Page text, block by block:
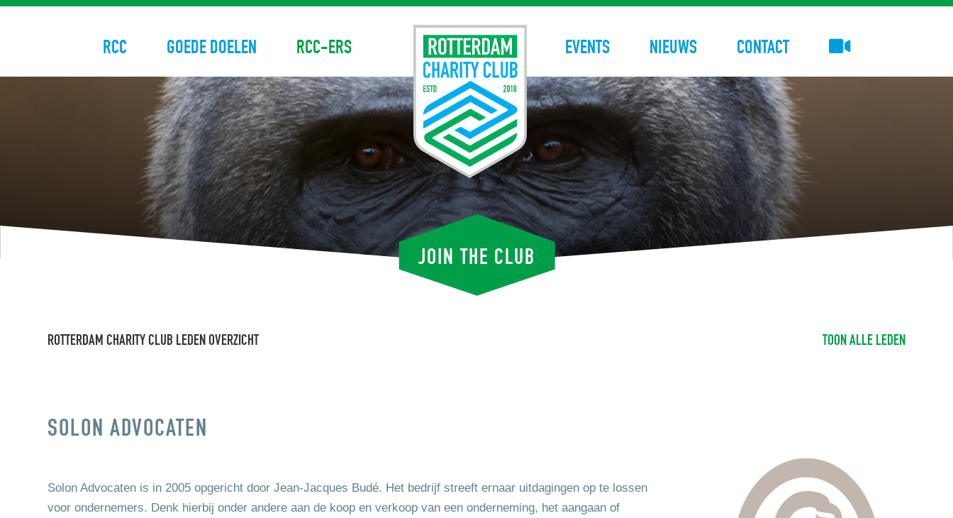
RCC GOEDE DOELEN RCC-ERS EVENTS NIEUWS CONTACT
JOIN THE CLUB
ROTTERDAM CHARITY CLUB LEDEN OVERZICHT TOON ALLE LEDEN
SOLON ADVOCATEN
Solon Advocaten is in 2005 opgericht door Jean-Jacques Budé. Het bedrijf streeft ernaar uitdagingen op te lossen
voor ondernemers. Denk hierbij onder andere aan de koop en verkoop van een onderneming, het aangaan of